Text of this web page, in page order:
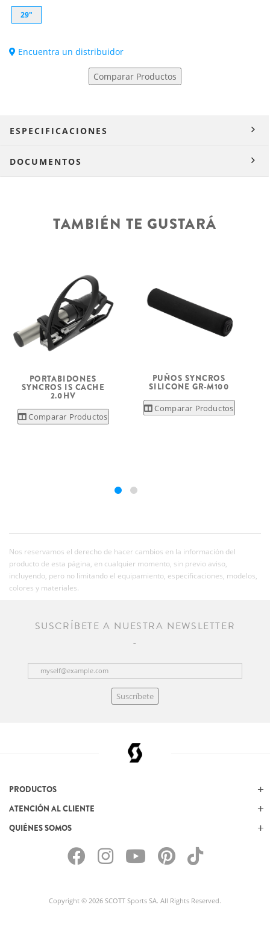
29"
Encuentra un distribuidor
Comparar Productos
ESPECIFICACIONES
DOCUMENTOS
TAMBIÉN TE GUSTARÁ
PORTABIDONES
SYNCROS IS CACHE
2.0HV
Comparar Productos
PUÑOS SYNCROS
SILICONE GR-M100
Comparar Productos
Nos reservamos el derecho de hacer cambios en la información del
producto de esta página, en cualquier momento, sin previo aviso,
incluyendo, pero no limitando el equipamiento, especificaciones, modelos,
colores y materiales.
SUSCRÍBETE A NUESTRA NEWSLETTER
Suscríbete
PRODUCTOS
ATENCIÓN AL CLIENTE
QUIÉNES SOMOS
Copyright © 2026 SCOTT Sports SA. All Rights Reserved.